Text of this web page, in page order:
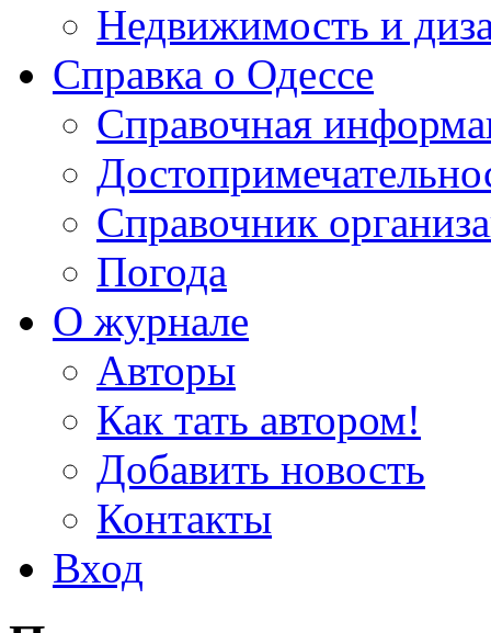
Недвижимость и
Справка о Одессе
Справочная
Справочник
Погода
О журнале
Авторы
Как тать автором!
Добавить новость
Контакты
Вход